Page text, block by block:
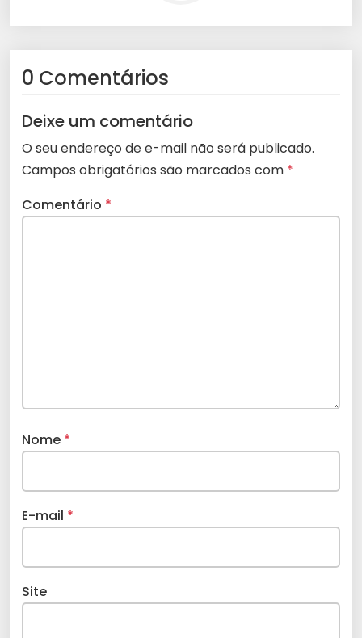
0 Comentários
Deixe um comentário
O seu endereço de e-mail não será publicado.
Campos obrigatórios são marcados com *
Comentário *
Nome *
E-mail *
Site